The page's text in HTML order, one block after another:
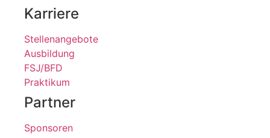
Karriere
Stellenangebote
Ausbildung
FSJ/BFD
Praktikum
Partner
Sponsoren